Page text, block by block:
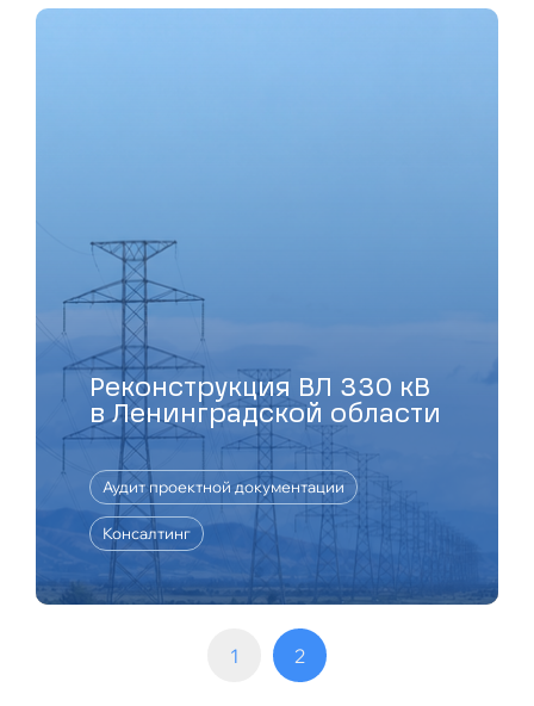
Реконструкция ВЛ 330 кВ
в Ленинградской области
Аудит проектной документации
Консалтинг
1 2